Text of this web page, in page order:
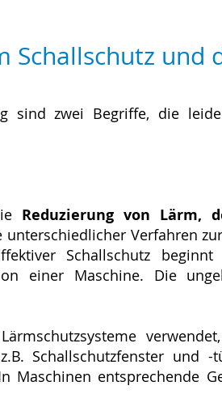
Schallschutz und
sind zwei Begriffe, die
Reduzierung von Lärm,
unterschiedlicher Verfahren
Schallschutz
einer Maschine. Die
Schallschutzfenster und
Maschinen entsprechende